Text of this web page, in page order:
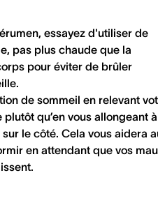
essayez d'utiliser de
pas plus chaude que la
pour éviter de brûler
de sommeil en relevant
qu’en vous allongeant à
le côté. Cela vous aidera
en attendant que vos